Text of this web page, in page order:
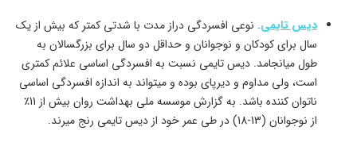
دیس تایمی. نوعی افسردگی دراز مدت با شدتی کمتر که بیش از یک
سال برای کودکان و نوجوانان و حداقل دو سال برای بزرگسالان به
طول میانجامد. دیس تایمی نسبت به افسردگی اساسی علائم کمتری
است، ولی مداوم و دیرپای بوده و میتواند به اندازه افسردگی اساسی
ناتوان کننده باشد. به گزارش موسسه ملی بهداشت روان بیش از 11٪
از نوجوانان (13-18) در طی عمر خود از دیس تایمی رنج میرند.